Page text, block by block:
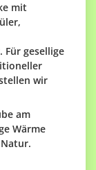
mit
Für gesellige
wir
am
Wärme